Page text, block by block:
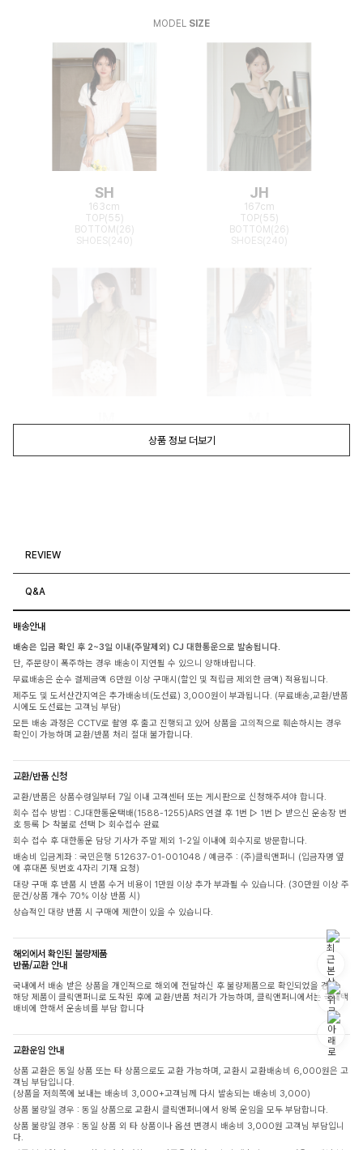
MODEL SIZE
SH
163cm
TOP(55)
BOTTOM(26)
SHOES(240)
JH
167cm
TOP(55)
BOTTOM(26)
SHOES(240)
BOTTOM(25)
BOTTOM(26)
SA
168cm
TOP(55)
BOTTOM(26)
SHOES(240)
EJ
165cm
TOP(55)
BOTTOM(26)
SHOES(240)
상품 정보 더보기
REVIEW
Q&A
배송안내
배송은 입금 확인 후 2~3일 이내(주말제외) CJ 대한통운으로 발송됩니다.
단, 주문량이 폭주하는 경우 배송이 지연될 수 있으니 양해바랍니다.
무료배송은 순수 결제금액 6만원 이상 구매시(할인 및 적립금 제외한 금액) 적용됩니다.
제주도 및 도서산간지역은 추가배송비(도선료) 3,000원이 부과됩니다. (무료배송,교환/반품
시에도 도선료는 고객님 부담)
모든 배송 과정은 CCTV로 촬영 후 출고 진행되고 있어 상품을 고의적으로 훼손하시는 경우
확인이 가능하며 교환/반품 처리 절대 불가합니다.
교환/반품 신청
교환/반품은 상품수령일부터 7일 이내 고객센터 또는 게시판으로 신청해주셔야 합니다.
회수 접수 방법 : CJ대한통운택배(1588-1255)ARS 연결 후 1번 ▷ 1번 ▷ 받으신 운송장 번
호 등록 ▷ 착불로 선택 ▷ 회수접수 완료
회수 접수 후 대한통운 담당 기사가 주말 제외 1-2일 이내에 회수지로 방문합니다.
배송비 입금계좌 : 국민은행 512637-01-001048 / 예금주 : (주)클릭앤퍼니 (입금자명 옆
에 휴대폰 뒷번호 4자리 기재 요청)
대량 구매 후 반품 시 반품 수거 비용이 1만원 이상 추가 부과될 수 있습니다. (30만원 이상 주
문건/상품 개수 70% 이상 반품 시)
상습적인 대량 반품 시 구매에 제한이 있을 수 있습니다.
해외에서 확인된 불량제품
반품/교환 안내
국내에서 배송 받은 상품을 개인적으로 해외에 전달하신 후 불량제품으로 확인되었을 경우,
해당 제품이 클릭앤퍼니로 도착된 후에 교환/반품 처리가 가능하며, 클릭앤퍼니에서는 국내택
배비에 한해서 운송비를 부담 합니다
교환운임 안내
상품 교환은 동일 상품 또는 타 상품으로도 교환 가능하며, 교환시 교환배송비 6,000원은 고
객님 부담입니다.
(상품을 저희쪽에 보내는 배송비 3,000+고객님께 다시 발송되는 배송비 3,000)
상품 불량일 경우 : 동일 상품으로 교환시 클릭앤퍼니에서 왕복 운임을 모두 부담합니다.
상품 불량일 경우 : 동일 상품 외 타 상품이나 옵션 변경시 배송비 3,000원 고객님 부담입니
다.